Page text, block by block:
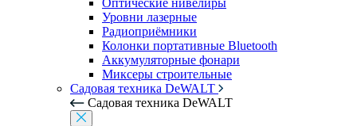
Оптические нивелиры
Уровни лазерные
Радиоприёмники
Колонки портативные Bluetooth
Аккумуляторные фонари
Миксеры строительные
Садовая техника DeWALT
Садовая техника DeWALT